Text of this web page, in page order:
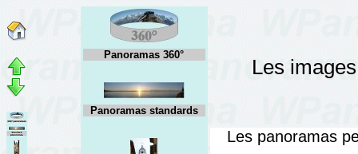
Panoramas 360°
Panoramas standards
Les
Les panoramas